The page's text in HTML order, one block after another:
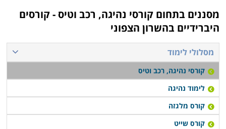
מסננים בתחום קורסי נהיגה, רכב וטיס - קורסים
היברידיים בהשרון הצפוני
מסלולי לימוד
קורסי נהיגה, רכב וטיס
לימוד נהיגה
קורס מלגזה
קורס שייט